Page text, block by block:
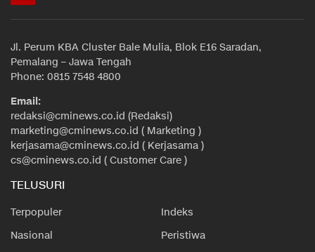
Jl. Perum KBA Cluster Bale Mulia, Blok E16 Saradan,
Pemalang – Jawa Tengah
Phone: 0815 7548 4800
Email:
redaksi@cminews.co.id (Redaksi)
marketing@cminews.co.id ( Marketing )
kerjasama@cminews.co.id ( Kerjasama )
cs@cminews.co.id ( Customer Care )
TELUSURI
Terpopuler
Indeks
Nasional
Peristiwa